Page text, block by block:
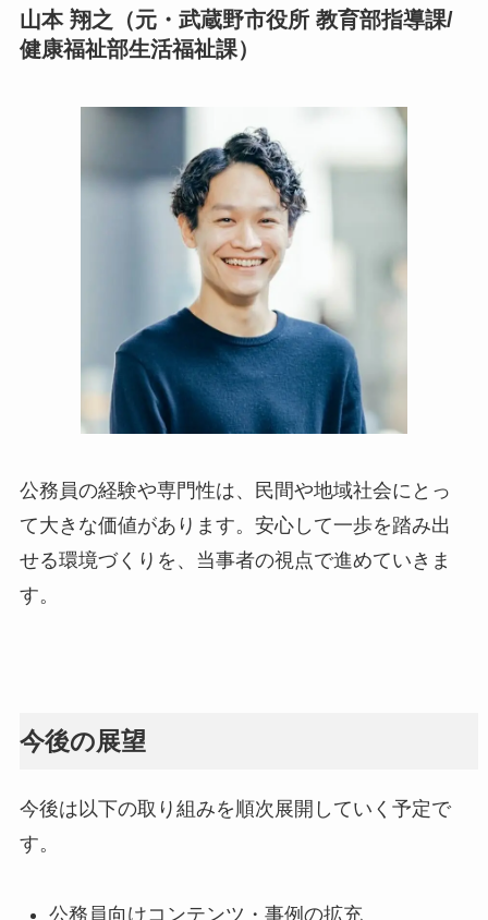
山本 翔之（元・武蔵野市役所 教育部指導課/
健康福祉部生活福祉課）
公務員の経験や専門性は、民間や地域社会にとっ
て大きな価値があります。安心して一歩を踏み出
せる環境づくりを、当事者の視点で進めていきま
す。
今後の展望
今後は以下の取り組みを順次展開していく予定で
す。
公務員向けコンテンツ・事例の拡充